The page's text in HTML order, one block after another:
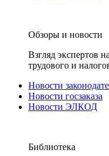
Обзоры и новости
Взгляд экспертов
трудового и
Новости
Новости госзаказа
Новости ЭЛКОД
Библиотека